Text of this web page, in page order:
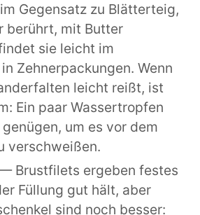
Gegensatz zu Blätterteig,
berührt, mit Butter
sie leicht im
Zehnerpackungen. Wenn
leicht reißt, ist
Ein paar Wassertropfen
um es vor dem
verschweißen.
Brustfilets ergeben festes
Füllung gut hält, aber
sind noch besser: